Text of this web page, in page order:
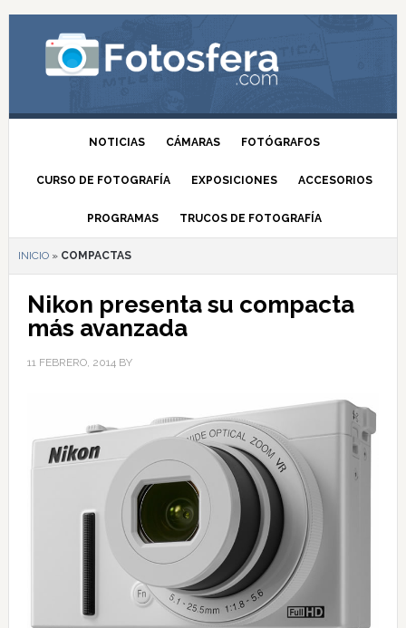
NOTICIAS CÁMARAS FOTÓGRAFOS
CURSO DE FOTOGRAFÍA EXPOSICIONES ACCESORIOS
PROGRAMAS TRUCOS DE FOTOGRAFÍA
INICIO» COMPACTAS
Nikon presenta su compacta
más avanzada
11 FEBRERO, 2014BY